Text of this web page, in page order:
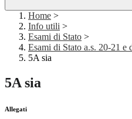
Home >
Info utili >
Esami di Stato >
Esami di Stato a.s. 20-21 e
5A sia
5A sia
Allegati